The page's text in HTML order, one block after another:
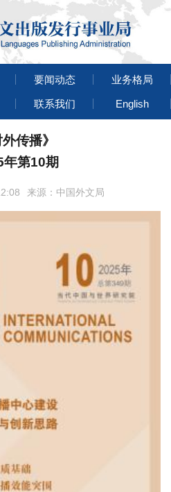
要闻动态 业务格局
联系我们 English
外传播》
年第10期
来源：中国外文局